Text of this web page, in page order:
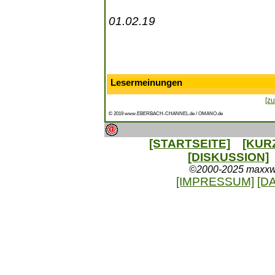
01.02.19
Lesermeinungen
© 2019 www.EBERBACH-CHANNEL.de / OMANO.de
[STARTSEITE]
[DISKUSSION]
©2000-2025
[IMPRESSUM]